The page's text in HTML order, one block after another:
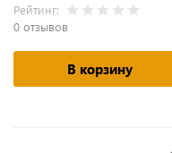
Рейтинг:
0 отзывов
В корзину